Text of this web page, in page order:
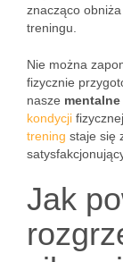
znacząco
treningu.
Nie można
fizycznie
nasze
kondycji
trening staje się
Jak